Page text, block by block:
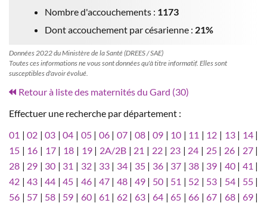
Nombre d'accouchements : 1173
Dont accouchement par césarienne : 21%
Données 2022 du Ministère de la Santé (DREES / SAE)
Toutes ces informations ne vous sont données qu'à titre informatif. Elles sont
susceptibles d'avoir évolué.
Retour à liste des maternités du Gard (30)
Effectuer une recherche par département :
01 |02 |03 |04 | 05| 06| 07| 08| 09 | 10 | 11 | 12 | 13| 14|
15 | 16 | 17| 18 | 19| 2A/2B| 21 | 22| 23 | 24 | 25| 26 | 27|
28 | 29 | 30 | 31 | 32| 33| 34| 35| 36 | 37 | 38 | 39 | 40| 41 |
42 |43 |44 |45 | 46| 47| 48| 49| 50 | 51 | 52 | 53 | 54| 55|
56 | 57 | 58 | 59 | 60| 61 | 62| 63| 64 |65 |66 |67 | 68| 69|